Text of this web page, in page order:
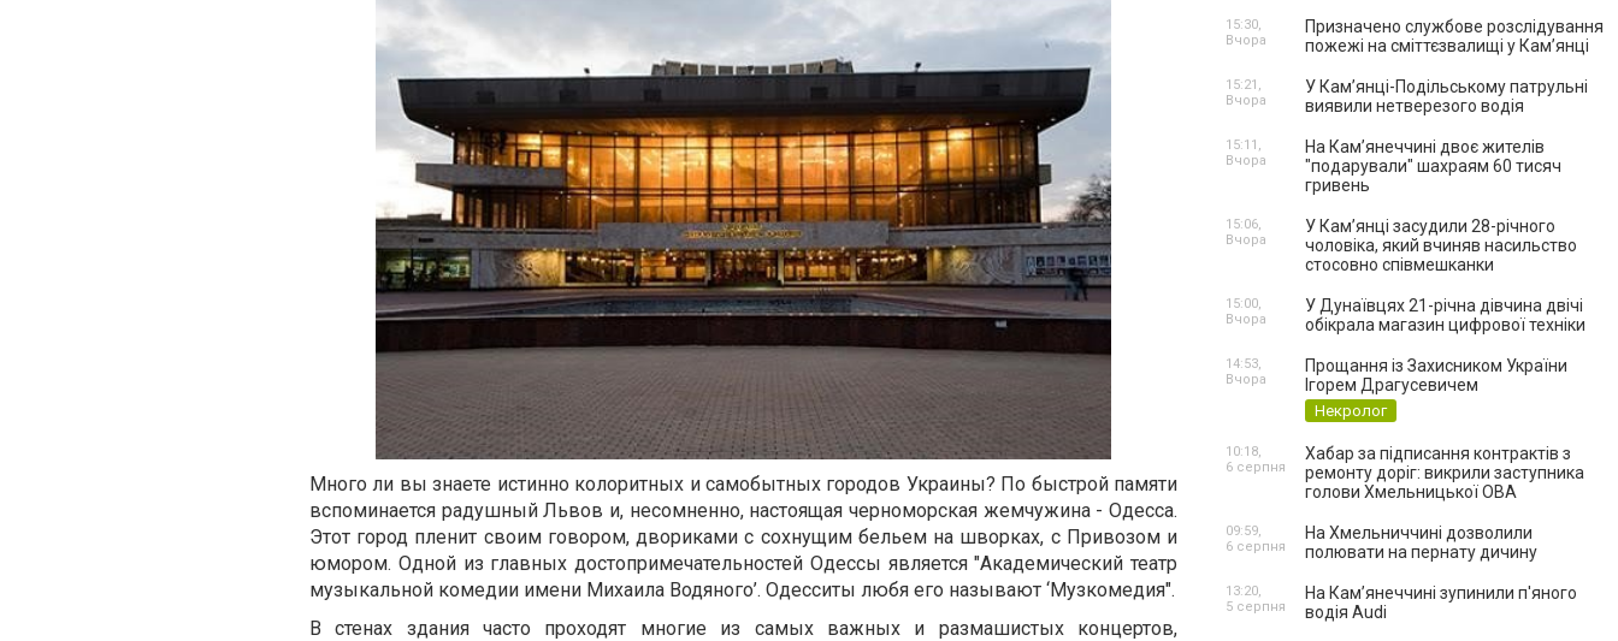
Много ли вы знаете истинно колоритных и самобытных городов Украины? По быстрой памяти
вспоминается радушный Львов и, несомненно, настоящая черноморская жемчужина - Одесса.
Этот город пленит своим говором, двориками с сохнущим бельем на шворках, с Привозом и
юмором. Одной из главных достопримечательностей Одессы является "Академический театр
музыкальной комедии имени Михаила Водяного’. Одесситы любя его называют ‘Музкомедия".
В стенах здания часто проходят многие из самых важных и размашистых концертов,
Призначено службове розслідування
пожежі на сміттєзвалищі у Кам’янці
15:30,
Вчора
У Кам’янці-Подільському патрульні
виявили нетверезого водія
15:21,
Вчора
На Камʼянеччині двоє жителів
"подарували" шахраям 60 тисяч
гривень
15:11,
Вчора
У Камʼянці засудили 28-річного
чоловіка, який вчиняв насильство
стосовно співмешканки
15:06,
Вчора
У Дунаївцях 21-річна дівчина двічі
обікрала магазин цифрової техніки
15:00,
Вчора
Прощання із Захисником України
Ігорем Драгусевичем
Некролог
14:53,
Вчора
Хабар за підписання контрактів з
ремонту доріг: викрили заступника
голови Хмельницької ОВА
10:18,
6 серпня
На Хмельниччині дозволили
полювати на пернату дичину
09:59,
6 серпня
На Камʼянеччині зупинили п'яного
водія Audi
13:20,
5 серпня